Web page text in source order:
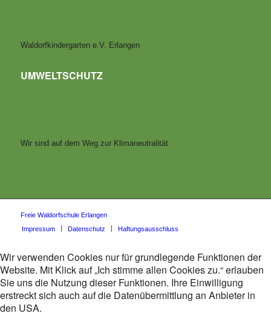
Waldorfkindergarten e.V. Erlangen
UMWELTSCHUTZ
Wir sind auf dem Weg zur Klimaneutralität
Freie Waldorfschule Erlangen
Impressum
Datenschutz Haftungsausschluss
Wir verwenden Cookies nur für grundlegende Funktionen der
Website. Mit Klick auf „Ich stimme allen Cookies zu.“ erlauben
Sie uns die Nutzung dieser Funktionen. Ihre Einwilligung
erstreckt sich auch auf die Datenübermittlung an Anbieter in
den USA.